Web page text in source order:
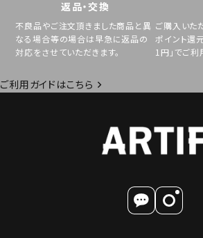
返品・交換
不良品やご注文頂きました商品と異
なる場合等の場合は早急に返品の
対応をさせていただきます。
ご購入いた
ポイント還
1円」でご利
ご利用ガイドはこちら